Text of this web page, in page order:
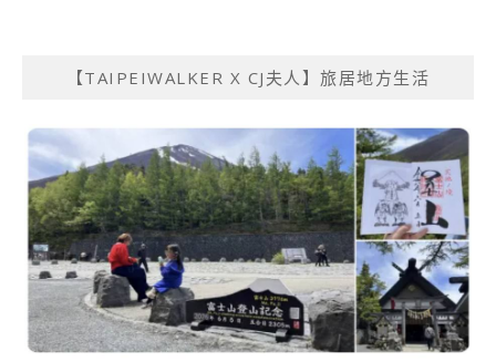
【TAIPEIWALKER X CJ夫人】旅居地方生活